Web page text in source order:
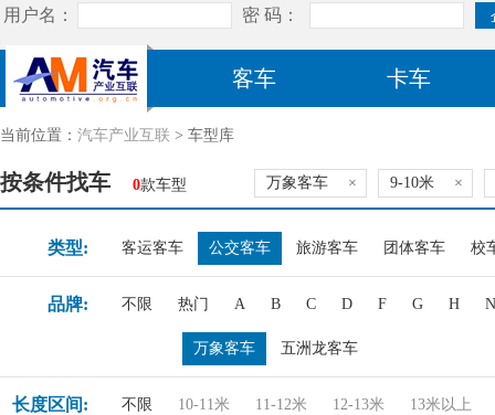
客车 卡车
当前位置： 汽车产业互联 > 车型库
按条件找车 0款车型 万象客车 × 9-10米 ×
类型: 客运客车 公交客车 旅游客车 团体客车 校
品牌: 不限 热门 A B C D F G H N
万象客车 五洲龙客车
长度区间: 不限 10-11米 11-12米 12-13米 13米以上